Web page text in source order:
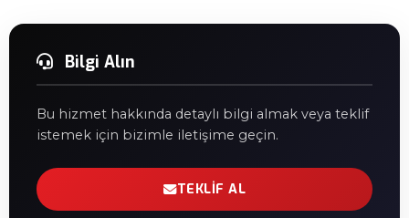
Bilgi Alın
Bu hizmet hakkında detaylı bilgi almak veya teklif
istemek için bizimle iletişime geçin.
TEKLIF AL